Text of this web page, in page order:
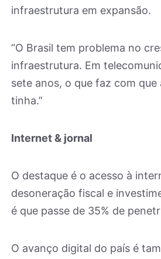
infraestrutura em expansão.
“O Brasil tem problema no
infraestrutura. Em
sete anos, o que faz com
tinha.”
Internet & jornal
O destaque é o acesso à
desoneração fiscal e
é que passe de 35% de
O avanço digital do país é